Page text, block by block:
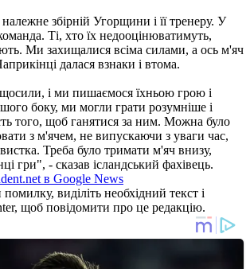
збірній Угорщини і її тренеру. У
Ті, хто їх недооцінюватимуть,
Ми захищалися всіма силами, а ось м'яч
далася взнаки і втома.
і ми пишаємося їхньою грою і
боку, ми могли грати розумніше і
того, щоб ганятися за ним. Можна було
з м'ячем, не випускаючи з уваги час,
Треба було тримати м'яч внизу,
гри", - сказав ісландський фахівець.
в Google News
виділіть необхідний текст і
щоб повідомити про це редакцію.